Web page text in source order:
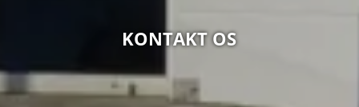
KONTAKT OS